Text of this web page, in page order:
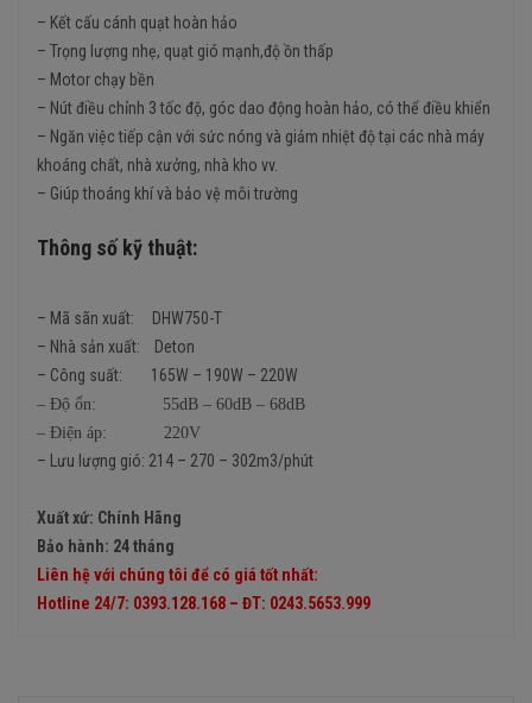
– Kết cấu cánh quạt hoàn hảo
– Trọng lượng nhẹ, quạt gió mạnh,độ ồn thấp
– Motor chạy bền
– Nút điều chỉnh 3 tốc độ, góc dao động hoàn hảo, có thể điều khiển
– Ngăn việc tiếp cận với sức nóng và giảm nhiệt độ tại các nhà máy
khoáng chất, nhà xưởng, nhà kho vv.
– Giúp thoáng khí và bảo vệ môi trường
Thông số kỹ thuật:
– Mã sãn xuất: DHW750-T
– Nhà sản xuất: Deton
– Công suất: 165W – 190W – 220W
– Độ ổn: 55dB – 60dB – 68dB
– Điện áp: 220V
– Lưu lượng gió: 214 – 270 – 302m3/phút
Xuất xứ: Chính Hãng
Bảo hành: 24 tháng
Liên hệ với chúng tôi để có giá tốt nhất:
Hotline 24/7: 0393.128.168 – ĐT: 0243.5653.999